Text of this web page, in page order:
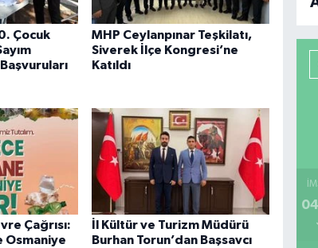
Çocuk
MHP Ceylanpınar Teşkilatı,
Siverek İlçe Kongresi’ne
Katıldı
Çağrısı:
Osmaniye
İl Kültür ve Turizm Müdürü
Burhan Torun’dan Başsavcı